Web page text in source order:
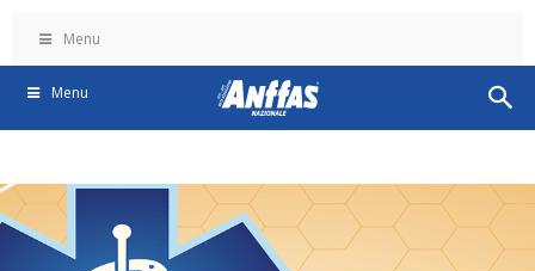
Menu
Menu